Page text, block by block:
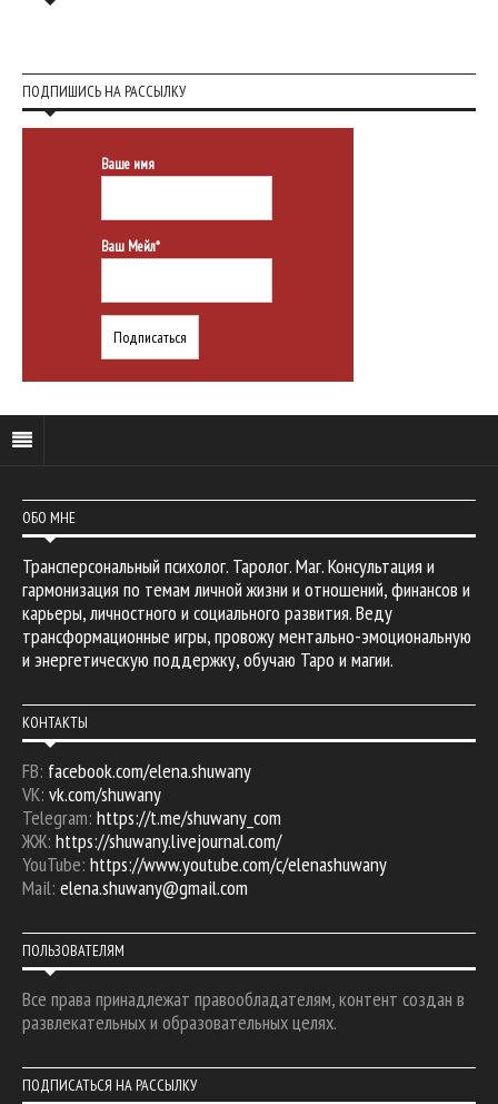
ПОДПИШИСЬ НА РАССЫЛКУ
Ваше имя
Ваш Мейл*
ОБО МНЕ
Трансперсональный психолог. Таролог. Маг. Консультация и
гармонизация по темам личной жизни и отношений, финансов и
карьеры, личностного и социального развития. Веду
трансформационные игры, провожу ментально-эмоциональную
и энергетическую поддержку, обучаю Таро и магии.
КОНТАКТЫ
FB: facebook.com/elena.shuwany
VK: vk.com/shuwany
Telegram: https://t.me/shuwany_com
ЖЖ: https://shuwany.livejournal.com/
YouTube: https://www.youtube.com/c/elenashuwany
Mail: elena.shuwany@gmail.com
ПОЛЬЗОВАТЕЛЯМ
Все права принадлежат правообладателям, контент создан в
развлекательных и образовательных целях.
ПОДПИСАТЬСЯ НА РАССЫЛКУ